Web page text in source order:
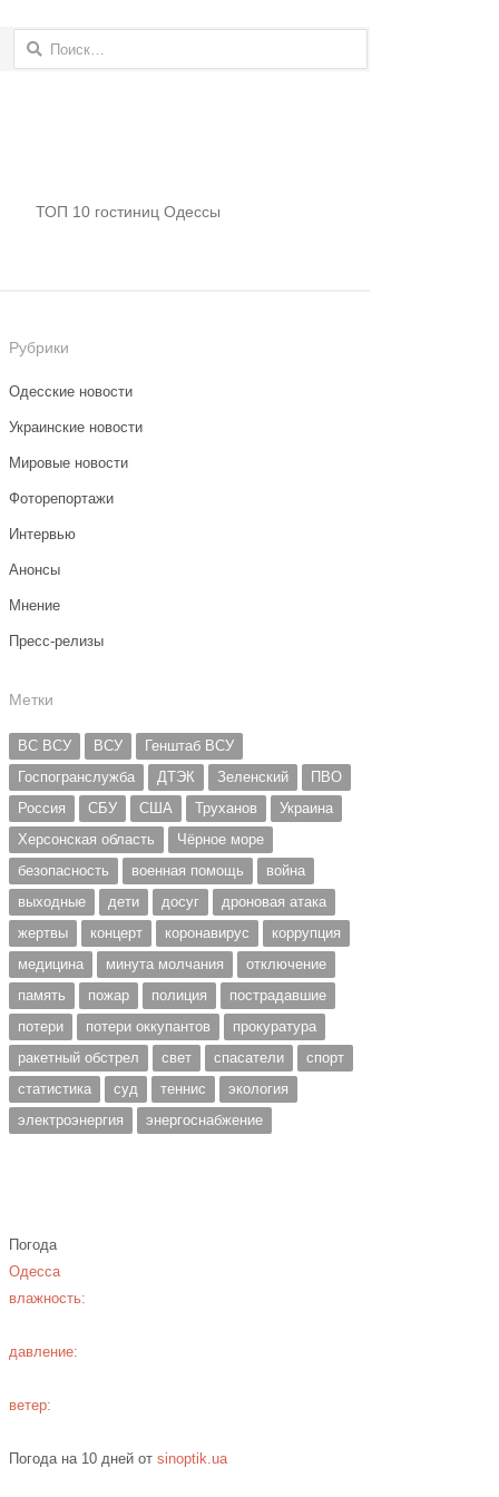
Найти:
ТОП 10 гостиниц Одессы
Рубрики
Одесские новости
Украинские новости
Мировые новости
Фоторепортажи
Интервью
Анонсы
Мнение
Пресс-релизы
Метки
ВС ВСУ ВСУ
Генштаб ВСУ
Госпогранслужба
ДТЭК Зеленский
ПВО
Россия
СБУ США Труханов
Украина
Херсонская область
Чёрное море
безопасность
военная помощь
война
выходные
дети досуг
дроновая атака
жертвы
концерт коронавирус
коррупция
медицина
минута молчания
отключение
память
пожар полиция
пострадавшие
потери
потери оккупантов
прокуратура
ракетный обстрел
свет спасатели
спорт
статистика
суд теннис
экология
электроэнергия
энергоснабжение
Погода
Одесса
влажность:
давление:
ветер:
Погода на 10 дней отsinoptik.ua